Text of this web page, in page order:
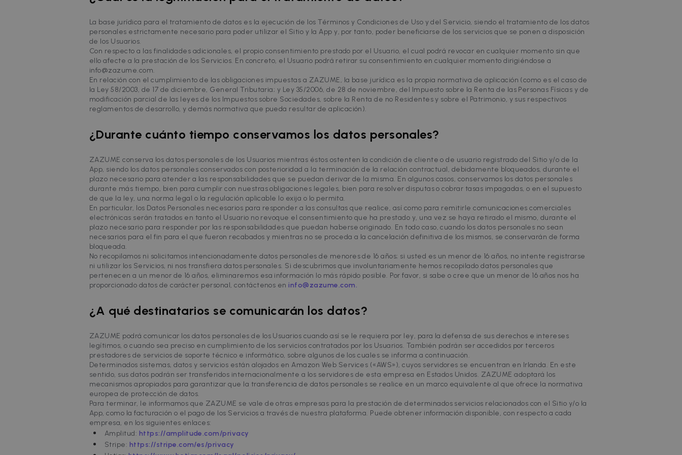
La base jurídica para el tratamiento de datos es la ejecución de los Términos y Condiciones de Uso y del Servicio, siendo el tratamiento de los datos
personales estrictamente necesario para poder utilizar el Sitio y la App y, por tanto, poder beneficiarse de los servicios que se ponen a disposición
de los Usuarios.
Con respecto a las finalidades adicionales, el propio consentimiento prestado por el Usuario, el cual podrá revocar en cualquier momento sin que
ello afecte a la prestación de los Servicios. En concreto, el Usuario podrá retirar su consentimiento en cualquier momento dirigiéndose a
info@zazume.com.
En relación con el cumplimiento de las obligaciones impuestas a ZAZUME, la base jurídica es la propia normativa de aplicación (como es el caso de
la Ley 58/2003, de 17 de diciembre, General Tributaria; y Ley 35/2006, de 28 de noviembre, del Impuesto sobre la Renta de las Personas Físicas y de
modificación parcial de las leyes de los Impuestos sobre Sociedades, sobre la Renta de no Residentes y sobre el Patrimonio, y sus respectivos
reglamentos de desarrollo, y demás normativa que pueda resultar de aplicación).
¿Durante cuánto tiempo conservamos los datos personales?
ZAZUME conserva los datos personales de los Usuarios mientras éstos ostenten la condición de cliente o de usuario registrado del Sitio y/o de la
App, siendo los datos personales conservados con posterioridad a la terminación de la relación contractual, debidamente bloqueados, durante el
plazo necesario para atender a las responsabilidades que se puedan derivar de la misma. En algunos casos, conservamos los datos personales
durante más tiempo, bien para cumplir con nuestras obligaciones legales, bien para resolver disputas o cobrar tasas impagadas, o en el supuesto
de que la ley, una norma legal o la regulación aplicable lo exija o lo permita.
En particular, los Datos Personales necesarios para responder a las consultas que realice, así como para remitirle comunicaciones comerciales
electrónicas serán tratados en tanto el Usuario no revoque el consentimiento que ha prestado y, una vez se haya retirado el mismo, durante el
plazo necesario para responder por las responsabilidades que puedan haberse originado. En todo caso, cuando los datos personales no sean
necesarios para el fin para el que fueron recabados y mientras no se proceda a la cancelación definitiva de los mismos, se conservarán de forma
bloqueada.
No recopilamos ni solicitamos intencionadamente datos personales de menores de 16 años; si usted es un menor de 16 años, no intente registrarse
ni utilizar los Servicios, ni nos transfiera datos personales. Si descubrimos que involuntariamente hemos recopilado datos personales que
pertenecen a un menor de 16 años, eliminaremos esa información lo más rápido posible. Por favor, si sabe o cree que un menor de 16 años nos ha
proporcionado datos de carácter personal, contáctenos en info@zazume.com.
¿A qué destinatarios se comunicarán los datos?
ZAZUME podrá comunicar los datos personales de los Usuarios cuando así se le requiera por ley, para la defensa de sus derechos e intereses
legítimos, o cuando sea preciso en cumplimiento de los servicios contratados por los Usuarios. También podrán ser accedidos por terceros
prestadores de servicios de soporte técnico e informático, sobre algunos de los cuales se informa a continuación.
Determinados sistemas, datos y servicios están alojados en Amazon Web Services («AWS»), cuyos servidores se encuentran en Irlanda. En este
sentido, sus datos podrán ser transferidos internacionalmente a los servidores de esta empresa en Estados Unidos. ZAZUME adoptará los
mecanismos apropiados para garantizar que la transferencia de datos personales se realice en un marco equivalente al que ofrece la normativa
europea de protección de datos.
Para terminar, le informamos que ZAZUME se vale de otras empresas para la prestación de determinados servicios relacionados con el Sitio y/o la
App, como la facturación o el pago de los Servicios a través de nuestra plataforma. Puede obtener información disponible, con respecto a cada
empresa, en los siguientes enlaces:
Amplitud: https://amplitude.com/privacy
Stripe: https://stripe.com/es/privacy
.faq.zazume.com
__cfruid
Cloudflare Inc.
Session
Cookie associated with sites using CloudFlare, used to identify trusted
Name
Provider /
Domain
Expiration Description
_ga_EX900ZSVMT .zazume.com
1 year 1
month
This cookie is used by Google Analytics to persist session state.
.zazume.com
month
significant update to Google's more commonly used analytics service. This cookie is
used to distinguish unique users by assigning a randomly generated number as a
visitor, session and campaign data for the sites analytics reports. By default it is set
to expire after 2 years, although this is customisable by website owners.
Name Provider / Domain Expiration
Description
zzm-
tracking
.zazume.com 2 weeks
This cookie is part of the Zazume cookies which allow us to track how you meet
Zazume
visiting the said website.
.zazume.com
websites using their services
test_cookie
Google LLC
.doubleclick.net
15
minutes
This cookie is set by DoubleClick (which is owned by Google) to determine if the
website visitor's browser supports cookies.
uuid
MediaMath Inc.
sibautomation.com
5 months
4 weeks
This cookie is used to optimize ad relevance by collecting visitor data from multiple
websites – this exchange of visitor data is normally provided by a third-party data-
center or ad-exchange.
_fbp
Meta Platform
Inc.
.zazume.com
2 months
4 weeks
Used by Meta to deliver a series of advertisement products such as real time
bidding from third party advertisers
ZZM_EXIT_MODAL
.zazume.com 1 day
This cookie is part of the Zazume cookies to detect if you reject
our popup offer
sib_cuid
.www.zazume.com
5 months 4
_hjSessionUser_2719178
.zazume.com
1 year
_help_center_session
faq.zazume.com Session
Google Privacy Policy